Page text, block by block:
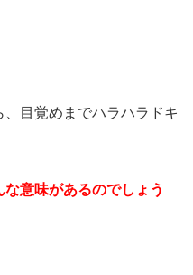
目覚めまでハラハラドキ
意味があるのでしょう